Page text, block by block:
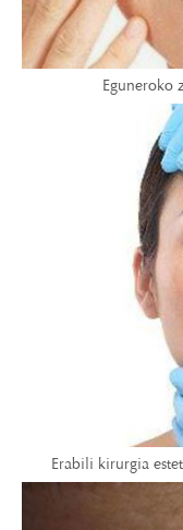
Eguneroko
Erabili kirurgia